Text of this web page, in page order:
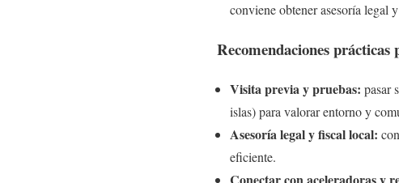
conviene obtener asesoría legal
Recomendaciones
Visita previa y pruebas: pasar
islas) para valorar entorno y
Asesoría legal y fiscal local:
eficiente.
Conectar con aceleradoras y